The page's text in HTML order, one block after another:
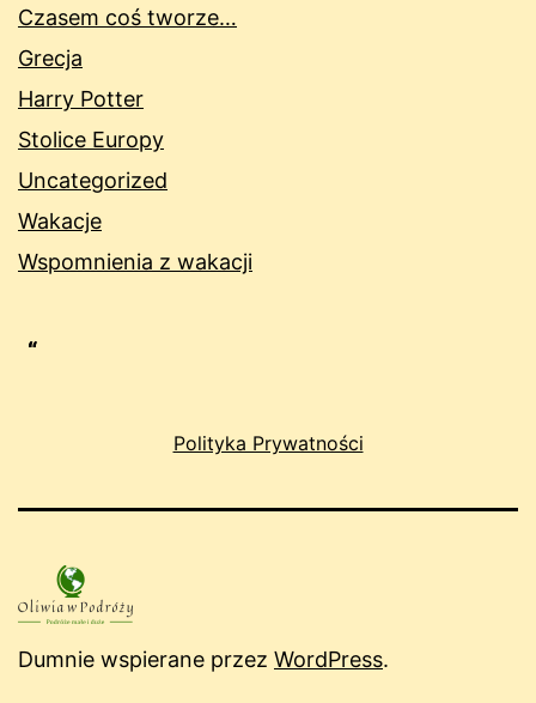
Czasem coś tworze…
Grecja
Harry Potter
Stolice Europy
Uncategorized
Wakacje
Wspomnienia z wakacji
Polityka Prywatności
Dumnie wspierane przez WordPress.